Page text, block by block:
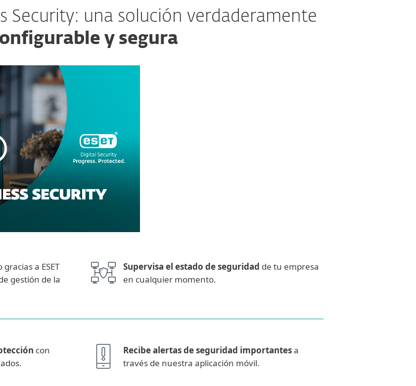
Security: una solución verdaderamente
y segura
gracias a ESET
gestión de la
Supervisa el estado de seguridad de tu empresa
en cualquier momento.
con
Recibe alertas de seguridad importantesa
través de nuestra aplicación móvil.